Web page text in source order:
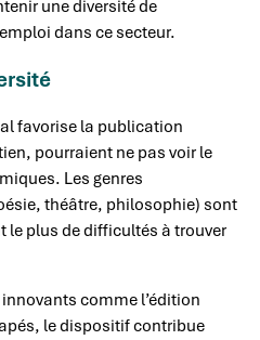
une diversité de
dans ce secteur.
favorise la publication
pourraient ne pas voir le
Les genres
théâtre, philosophie) sont
le plus de difficultés à trouver
comme l’édition
le dispositif contribue